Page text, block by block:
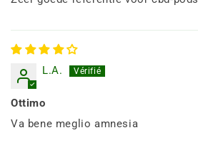
L.A.
Ottimo
Va bene meglio amnesia